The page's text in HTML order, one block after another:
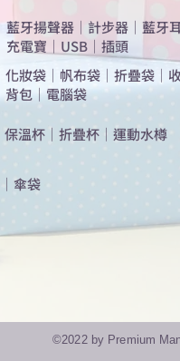
​藍牙揚聲器 ｜ 計步器 ｜ 藍牙
充電寶 ｜ USB ｜ 插頭
化妝袋 ｜ 帆布袋 ｜ 折疊袋 ｜
背包 ｜ 電腦袋
保溫杯 ｜ 折疊杯 ｜ 運動水樽
｜ 傘袋
©2022 by Premium